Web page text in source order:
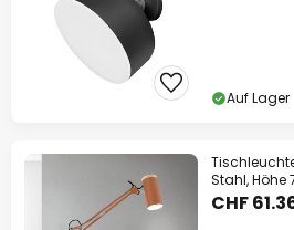
Auf Lager
Stahl, Höhe
CHF